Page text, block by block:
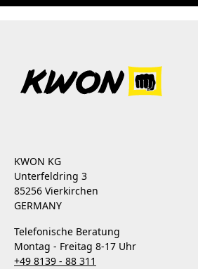
KWON KG
Unterfeldring 3
85256 Vierkirchen
GERMANY
Telefonische Beratung
Montag - Freitag 8-17 Uhr
+49 8139 - 88 311